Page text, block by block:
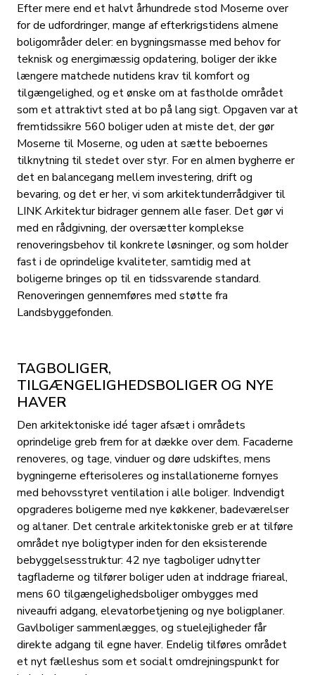
Efter mere end et halvt århundrede stod Moserne over
for de udfordringer, mange af efterkrigstidens almene
boligområder deler: en bygningsmasse med behov for
teknisk og energimæssig opdatering, boliger der ikke
længere matchede nutidens krav til komfort og
tilgængelighed, og et ønske om at fastholde området
som et attraktivt sted at bo på lang sigt. Opgaven var at
fremtidssikre 560 boliger uden at miste det, der gør
Moserne til Moserne, og uden at sætte beboernes
tilknytning til stedet over styr. For en almen bygherre er
det en balancegang mellem investering, drift og
bevaring, og det er her, vi som arkitektunderrådgiver til
LINK Arkitektur bidrager gennem alle faser. Det gør vi
med en rådgivning, der oversætter komplekse
renoveringsbehov til konkrete løsninger, og som holder
fast i de oprindelige kvaliteter, samtidig med at
boligerne bringes op til en tidssvarende standard.
Renoveringen gennemføres med støtte fra
Landsbyggefonden.
TAGBOLIGER,
TILGÆNGELIGHEDSBOLIGER OG NYE
HAVER
Den arkitektoniske idé tager afsæt i områdets
oprindelige greb frem for at dække over dem. Facaderne
renoveres, og tage, vinduer og døre udskiftes, mens
bygningerne efterisoleres og installationerne fornyes
med behovsstyret ventilation i alle boliger. Indvendigt
opgraderes boligerne med nye køkkener, badeværelser
og altaner. Det centrale arkitektoniske greb er at tilføre
området nye boligtyper inden for den eksisterende
bebyggelsesstruktur: 42 nye tagboliger udnytter
tagfladerne og tilfører boliger uden at inddrage friareal,
mens 60 tilgængelighedsboliger ombygges med
niveaufri adgang, elevatorbetjening og nye boligplaner.
Gavlboliger sammenlægges, og stuelejligheder får
direkte adgang til egne haver. Endelig tilføres området
et nyt fælleshus som et socialt omdrejningspunkt for